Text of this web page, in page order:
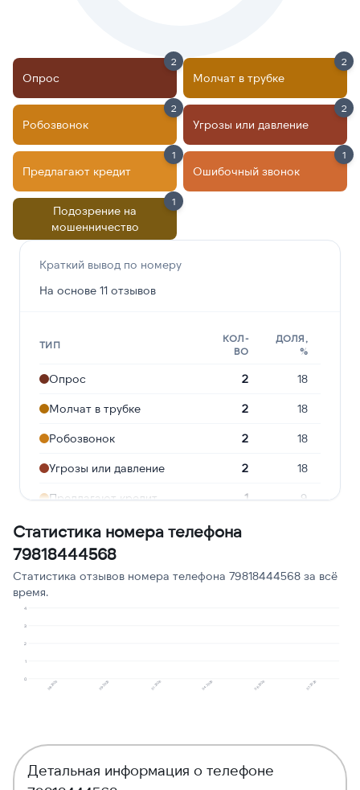
Опрос
2
Молчат в трубке
2
Робозвонок
2
Угрозы или давление
2
Предлагают кредит
1
Ошибочный звонок
1
Подозрение на
мошенничество
1
Краткий вывод по номеру
На основе 11 отзывов
ТИП
КОЛ-
ВО
ДОЛЯ,
%
Опрос 2 18
Молчат в трубке 2 18
Робозвонок 2 18
Угрозы или давление 2 18
Предлагают кредит 1 9
Ошибочный звонок
Подозрение на
мошенничество
Статистика номера телефона
79818444568
Статистика отзывов номера телефона 79818444568 за всё
время.
0
1
2
3
4
08.2025 09.2025 01.2026 04.2026 06.2026 07.2026
Детальная информация о телефоне